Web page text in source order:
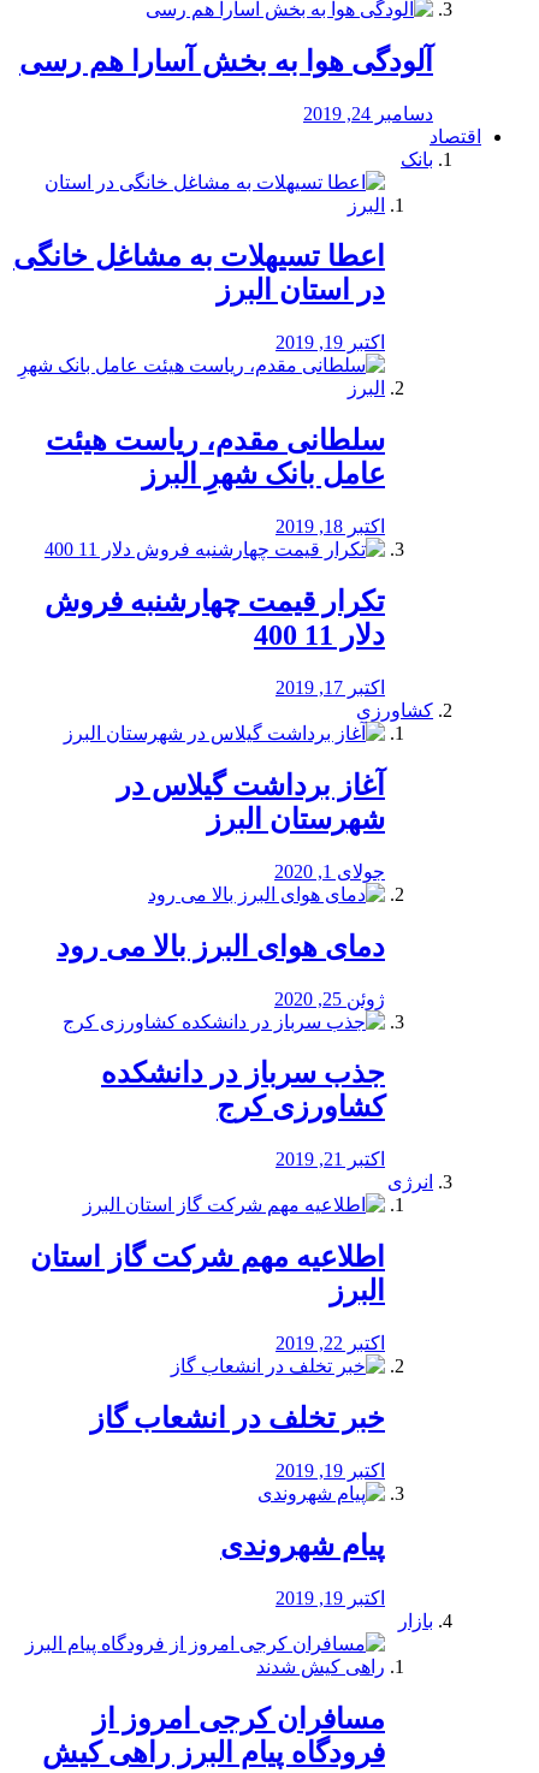
آلودگی هوا به بخش آسارا هم رسی
دسامبر 24, 2019
اقتصاد
بانک
️اعطا تسیهلات به مشاغل خانگی
در استان البرز
اکتبر 19, 2019
سلطانی مقدم، ریاست هیئت
عامل بانک شهرِ البرز
اکتبر 18, 2019
تکرار قیمت چهارشنبه فروش
دلار 11 400
اکتبر 17, 2019
کشاورزی
آغاز برداشت گیلاس در
شهرستان البرز
جولای 1, 2020
دمای هوای البرز بالا می رود
ژوئن 25, 2020
جذب سرباز در دانشکده
کشاورزی کرج
اکتبر 21, 2019
انرژی
️اطلاعیه مهم شرکت گاز استان
البرز
اکتبر 22, 2019
خبر تخلف در انشعاب گاز
اکتبر 19, 2019
پیام شهروندی
اکتبر 19, 2019
بازار
مسافران کرجی امروز از
فرودگاه پیام البرز راهی کیش